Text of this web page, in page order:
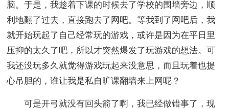
脑。于是，我趁着下课的时候去了学校的围墙旁边，顺
利地翻了过去，直接跑去了网吧。等我到了网吧后，我
就开始玩起了自己经常玩的游戏，或许是因为在平日里
压抑的太久了吧，所以才突然爆发了玩游戏的想法。可
我还没玩多久就觉得游戏玩起来没意思，而且玩着也提
心吊胆的，谁让我是私自旷课翻墙来上网呢？
可是开弓就没有回头箭了啊，我已经做错事了，现